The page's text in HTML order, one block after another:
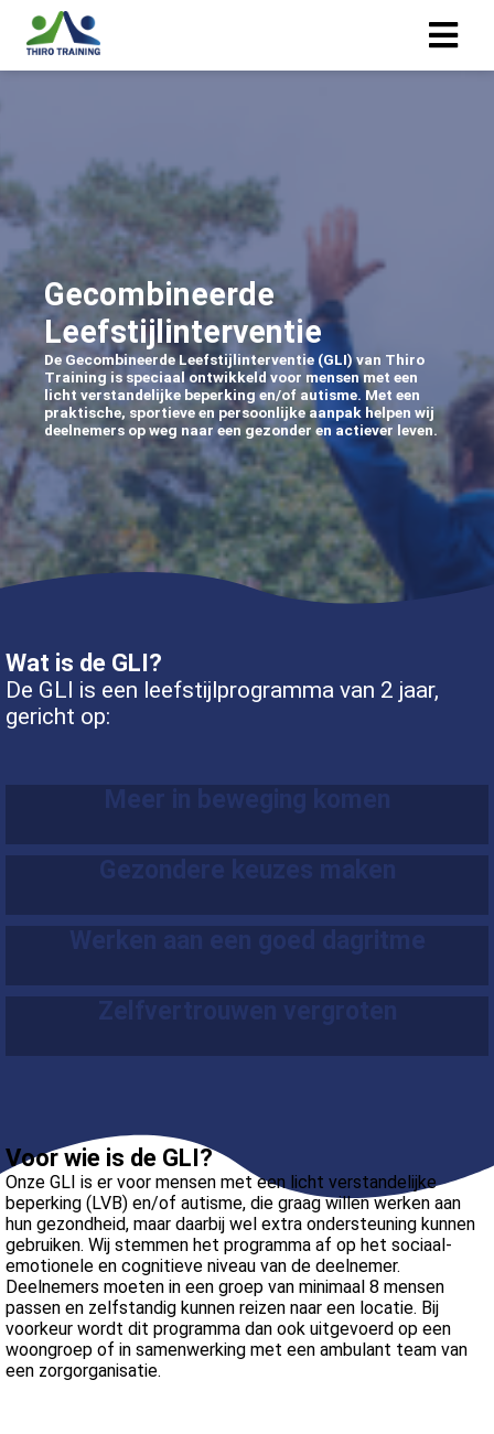
Gecombineerde
Leefstijlinterventie
De Gecombineerde Leefstijlinterventie (GLI) van Thiro
Training is speciaal ontwikkeld voor mensen met een
licht verstandelijke beperking en/of autisme. Met een
praktische, sportieve en persoonlijke aanpak helpen wij
deelnemers op weg naar een gezonder en actiever leven.
Wat is de GLI?
De GLI is een leefstijlprogramma van 2 jaar,
gericht op:
Meer in beweging komen
Gezondere keuzes maken
Werken aan een goed dagritme
Zelfvertrouwen vergroten
Voor wie is de GLI?
Onze GLI is er voor mensen met een licht verstandelijke
beperking (LVB) en/of autisme, die graag willen werken aan
hun gezondheid, maar daarbij wel extra ondersteuning kunnen
gebruiken. Wij stemmen het programma af op het sociaal-
emotionele en cognitieve niveau van de deelnemer.
Deelnemers moeten in een groep van minimaal 8 mensen
passen en zelfstandig kunnen reizen naar een locatie. Bij
voorkeur wordt dit programma dan ook uitgevoerd op een
woongroep of in samenwerking met een ambulant team van
een zorgorganisatie.